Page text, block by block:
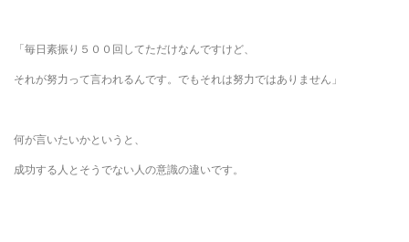
「毎日素振り５００回してただけなんですけど、
それが努力って言われるんです。でもそれは努力ではありません」
何が言いたいかというと、
成功する人とそうでない人の意識の違いです。